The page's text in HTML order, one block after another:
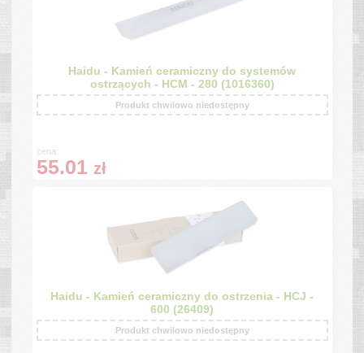
Haidu - Kamień ceramiczny do systemów
ostrzących - HCM - 280 (1016360)
Produkt chwilowo niedostępny
cena:
55.01 zł
Haidu - Kamień ceramiczny do ostrzenia - HCJ -
600 (26409)
Produkt chwilowo niedostępny